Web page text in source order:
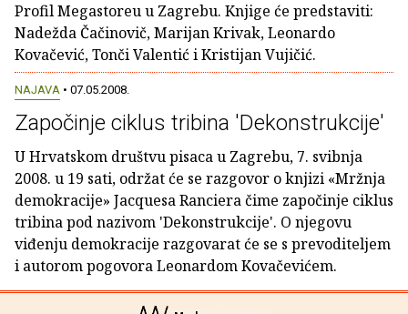
Profil Megastoreu u Zagrebu. Knjige će predstaviti:
Nadežda Čačinovič, Marijan Krivak, Leonardo
Kovačević, Tonči Valentić i Kristijan Vujičić.
NAJAVA • 07.05.2008.
Započinje ciklus tribina 'Dekonstrukcije'
U Hrvatskom društvu pisaca u Zagrebu, 7. svibnja
2008. u 19 sati, održat će se razgovor o knjizi «Mržnja
demokracije» Jacquesa Ranciera čime započinje ciklus
tribina pod nazivom 'Dekonstrukcije'. O njegovu
viđenju demokracije razgovarat će se s prevoditeljem
i autorom pogovora Leonardom Kovačevićem.